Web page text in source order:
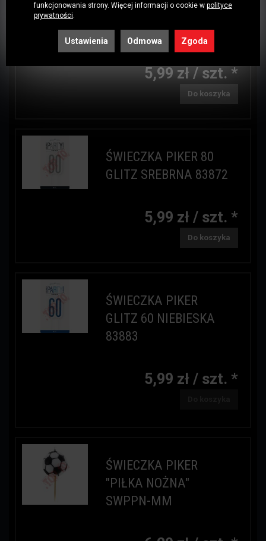
ŚWIECZKA PIKER 70
GLITZ SREBRNA 83871
5,99 zł / szt. *
Do koszyka
ŚWIECZKA PIKER 80
GLITZ SREBRNA 83872
5,99 zł / szt. *
Do koszyka
ŚWIECZKA PIKER
GLITZ 60 NIEBIESKA
83883
5,99 zł / szt. *
ŚWIECZKA PIKER
"PIŁKA NOŻNA"
SWPPN-MM
funkcjonowania strony. Więcej informacji o cookie w polityce
prywatności
Ustawienia Odmowa Zgoda